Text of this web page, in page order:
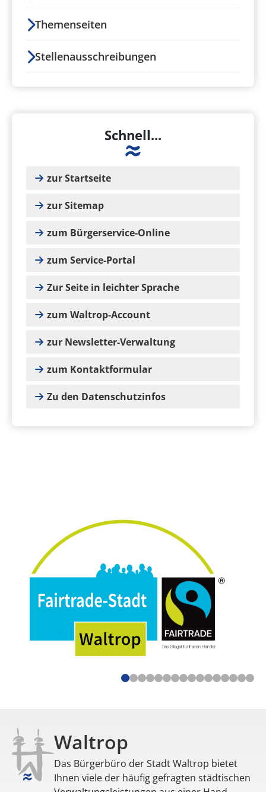
Themenseiten
Stellenausschreibungen
Schnell...
zur Startseite
zur Sitemap
zum Bürgerservice-Online
zum Service-Portal
Zur Seite in leichter Sprache
zum Waltrop-Account
zur Newsletter-Verwaltung
zum Kontaktformular
Zu den Datenschutzinfos
Waltrop
Das Bürgerbüro der Stadt Waltrop bietet
Ihnen viele der häufig gefragten städtischen